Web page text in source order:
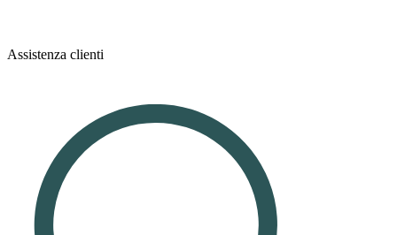
Assistenza clienti